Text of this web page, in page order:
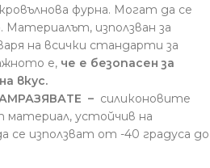
фурна. Могат да се
Материалът, използван за
на всички стандарти за
е, че е безопасен за
вкус.
– силиконовите
материал, устойчив на
използват от -40 градуса до